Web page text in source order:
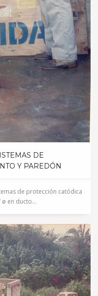
DE
Y PAREDÓN
de protección catódica
ø en ducto...